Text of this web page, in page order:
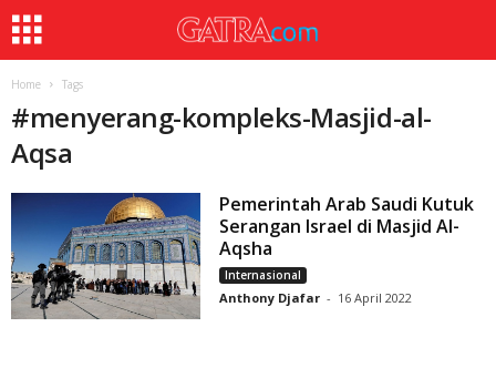
Home Tags
#menyerang-kompleks-Masjid-al-
Aqsa
Pemerintah Arab Saudi Kutuk
Serangan Israel di Masjid Al-
Aqsha
Internasional
Anthony Djafar - 16 April 2022